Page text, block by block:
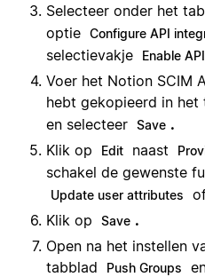
Selecteer onder het
optie Configure API
selectievakje
Enable
Voer het Notion SCIM
hebt gekopieerd in het
en selecteer Save .
Klik op
Edit naast
schakel de gewenste
Update user attributes
Klik op
Save .
Open na het instellen
tabblad
Push Groups